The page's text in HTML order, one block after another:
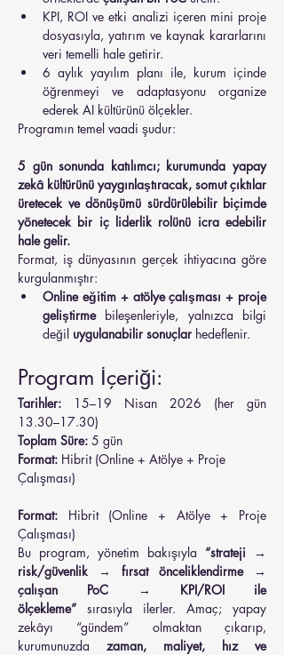
KPI, ROI ve etki analizi içeren mini proje
dosyasıyla, yatırım ve kaynak kararlarını
veri temelli hale getirir.
6 aylık yayılım planı ile, kurum içinde
öğrenmeyi ve adaptasyonu organize
ederek AI kültürünü ölçekler.
Programın temel vaadi şudur:
5 gün sonunda katılımcı; kurumunda yapay
zekâ kültürünü yaygınlaştıracak, somut çıktılar
üretecek ve dönüşümü sürdürülebilir biçimde
yönetecek bir iç liderlik rolünü icra edebilir
hale gelir.
Format, iş dünyasının gerçek ihtiyacına göre
kurgulanmıştır:
Online eğitim + atölye çalışması + proje
geliştirme bileşenleriyle, yalnızca bilgi
değil uygulanabilir sonuçlar hedeflenir.
Program İçeriği:
Tarihler: 15–19 Nisan 2026 (her gün
13.30–17.30)
Toplam Süre: 5 gün
Format: Hibrit (Online + Atölye + Proje
Çalışması)
Format: Hibrit (Online + Atölye + Proje
Çalışması)
Bu program, yönetim bakışıyla “strateji →
risk/güvenlik → fırsat önceliklendirme →
çalışan PoC → KPI/ROI ile
ölçekleme” sırasıyla ilerler. Amaç; yapay
zekâyı “gündem” olmaktan çıkarıp,
kurumunuzda zaman, maliyet, hız ve